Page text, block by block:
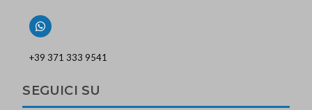
+39 371 333 9541
SEGUICI SU